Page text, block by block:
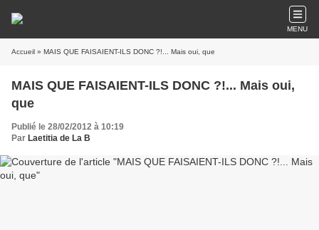
MENU
Accueil » MAIS QUE FAISAIENT-ILS DONC ?!... Mais oui, que
MAIS QUE FAISAIENT-ILS DONC ?!... Mais oui,
que
Publié le 28/02/2012 à 10:19
Par Laetitia de La B